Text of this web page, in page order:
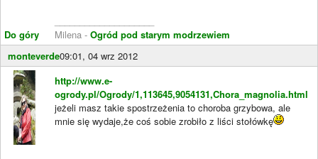
Do góry
Milena - Ogród pod starym modrzewiem
monteverde09:01, 04 wrz 2012
http://www.e-
ogrody.pl/Ogrody/1,113645,9054131,Chora_magnolia.html
jeżeli masz takie spostrzeżenia to choroba grzybowa, ale
mnie się wydaje,że coś sobie zrobiło z liści stołówkę